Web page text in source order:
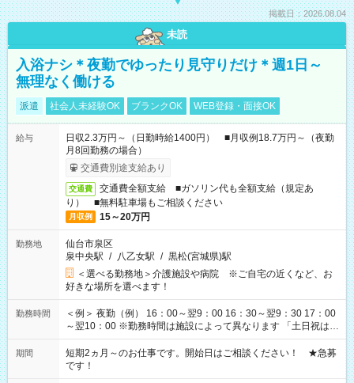
掲載日：2026.08.04
未読
入浴ナシ＊夜勤でゆったり見守りだけ＊週1日～
無理なく働ける
派遣 社会人未経験OK ブランクOK WEB登録・面接OK
給与
日収2.3万円～（日勤時給1400円） ■月収例18.7万円～（夜勤
月8回勤務の場合）
交通費別途支給あり
交通費
交通費全額支給 ■ガソリン代も全額支給（規定あ
り） ■無料駐車場もご相談ください
月収例 15～20万円
勤務地
仙台市泉区
泉中央駅 / 八乙女駅 / 黒松(宮城県)駅
＜選べる勤務地＞介護施設や病院 ※ご自宅の近くなど、お
好きな場所を選べます！
勤務時間
＜例＞ 夜勤（例） 16：00～翌9：00 16：30～翌9：30 17：00
～翌10：00 ※勤務時間は施設によって異なります 「土日祝は休
みたい」 「しっかり稼ぎたい」 「もう少し遅い時間から始めた
い」など ご希望にあったお仕事をご案内いたします。 ※未経験
の方の場合は1～2ヶ月間は日中での仕事を経験いただき、 お
仕事に慣れてからの夜勤になります。 ★家庭の都合でお休みが
期間
短期2ヵ月～のお仕事です。開始日はご相談ください！ ★急募
です！